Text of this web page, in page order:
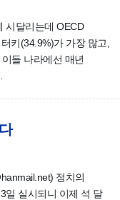
시달리는데 OECD
키(34.9%)가 가장 많고,
들 나라에선 매년
정치의
일 실시되니 이제 석 달